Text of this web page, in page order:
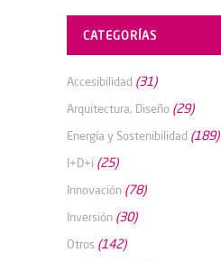
CATEGORÍAS
Accesibilidad (31)
Arquitectura, Diseño (29)
Energía y Sostenibilidad (189)
I+D+i (25)
Innovación (78)
Inversión (30)
Otros (142)